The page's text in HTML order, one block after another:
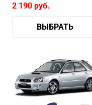
2 190 руб.
ВЫБРАТЬ